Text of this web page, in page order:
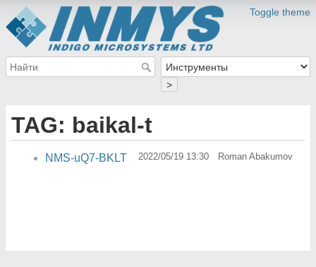
Toggle theme
>
TAG: baikal-t
NMS-uQ7-BKLT 2022/05/19 13:30 Roman Abakumov